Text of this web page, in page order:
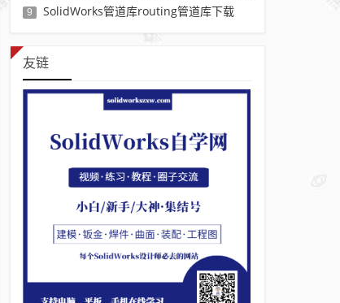
9 SolidWorks管道库routing管道库下载
友链